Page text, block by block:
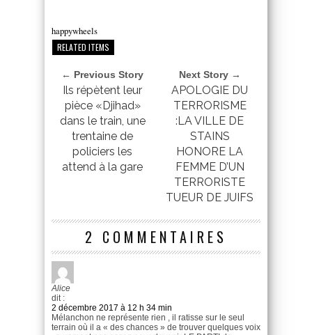
happywheels
RELATED ITEMS
← Previous Story
Ils répètent leur
pièce «Djihad»
dans le train, une
trentaine de
policiers les
attend à la gare
Next Story →
APOLOGIE DU
TERRORISME
:LA VILLE DE
STAINS
HONORE LA
FEMME D’UN
TERRORISTE
TUEUR DE JUIFS
2 COMMENTAIRES
Alice
dit :
2 décembre 2017 à 12 h 34 min
Mélanchon ne représente rien , il ratisse sur le seul
terrain où il a « des chances » de trouver quelques voix